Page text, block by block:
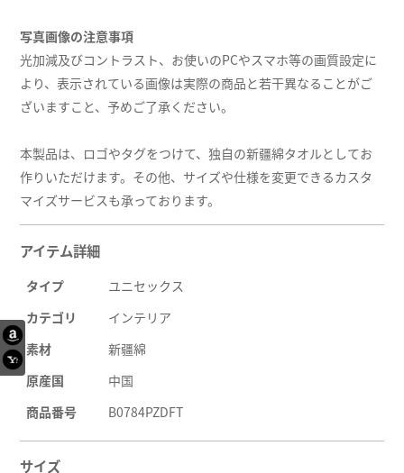
写真画像の注意事項
光加減及びコントラスト、お使いのPCやスマホ等の画質設定に
より、表示されている画像は実際の商品と若干異なることがご
ざいますこと、予めご了承ください。
本製品は、ロゴやタグをつけて、独自の新疆綿タオルとしてお
作りいただけます。その他、サイズや仕様を変更できるカスタ
マイズサービスも承っております。
アイテム詳細
タイプ
ユニセックス
カテゴリ
インテリア
素材
新疆綿
原産国
中国
商品番号
B0784PZDFT
サイズ